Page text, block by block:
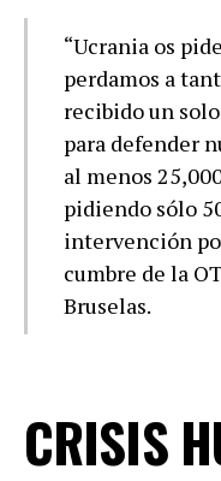
“Ucrania os
perdamos a
recibido un
para defender
al menos
pidiendo sólo
intervención
cumbre de la
Bruselas.
CRISIS